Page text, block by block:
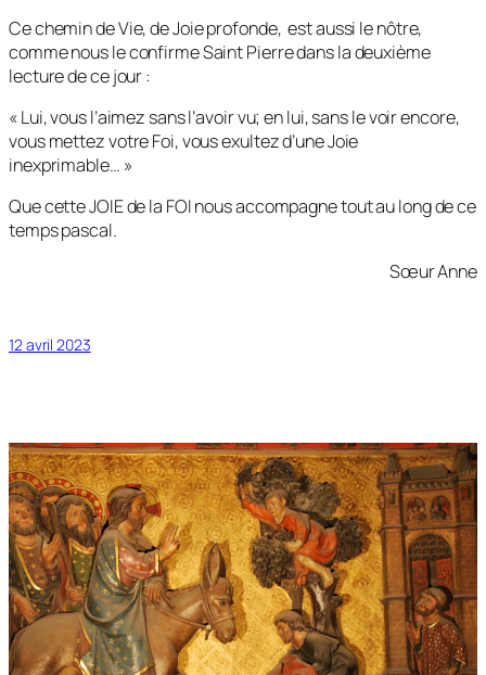
Ce chemin de Vie, de Joie profonde, est aussi le nôtre,
comme nous le confirme Saint Pierre dans la deuxième
lecture de ce jour :
« Lui, vous l’aimez sans l’avoir vu; en lui, sans le voir encore,
vous mettez votre Foi, vous exultez d’une Joie
inexprimable… »
Que cette JOIE de la FOI nous accompagne tout au long de ce
temps pascal.
Sœur Anne
12 avril 2023